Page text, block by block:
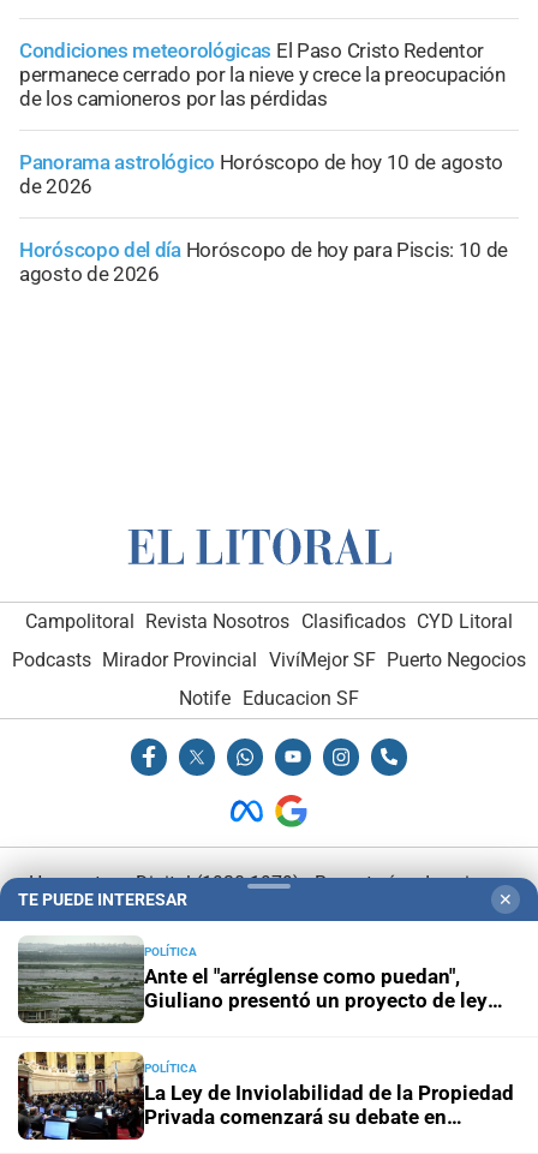
Condiciones meteorológicas El Paso Cristo Redentor
permanece cerrado por la nieve y crece la preocupación
de los camioneros por las pérdidas
Panorama astrológico Horóscopo de hoy 10 de agosto
de 2026
Horóscopo del día Horóscopo de hoy para Piscis: 10 de
agosto de 2026
Campolitoral Revista Nosotros Clasificados CYD Litoral
Podcasts Mirador Provincial VivíMejor SF Puerto Negocios
Notife
Educacion SF
Hemeroteca Digital (1930-1979)-Receptorías de avisos-
Administración y Publicidad-Elementos institucionales-
Opcionales con El Litoral
El Litoral es miembro de:
TE PUEDE INTERESAR ✕
POLÍTICA
Ante el "arréglense como puedan",
Giuliano presentó un proyecto de ley
POLÍTICA
La Ley de Inviolabilidad de la Propiedad
Privada comenzará su debate en